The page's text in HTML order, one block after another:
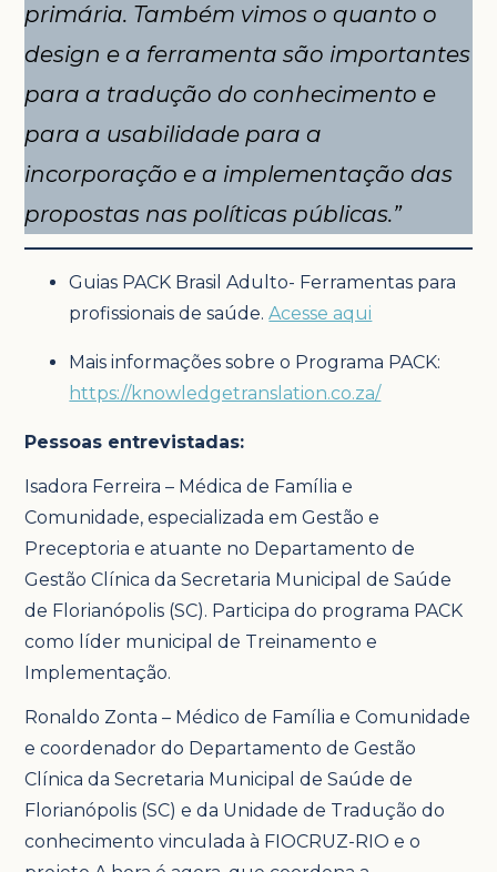
primária. Também vimos o quanto o
design e a ferramenta são importantes
para a tradução do conhecimento e
para a usabilidade para a
incorporação e a implementação das
propostas nas políticas públicas.”
Guias PACK Brasil Adulto- Ferramentas para
profissionais de saúde.Acesse aqui
Mais informações sobre o Programa PACK:
https://knowledgetranslation.co.za/
Pessoas entrevistadas:
Isadora Ferreira – Médica de Família e
Comunidade, especializada em Gestão e
Preceptoria e atuante no Departamento de
Gestão Clínica da Secretaria Municipal de Saúde
de Florianópolis (SC). Participa do programa PACK
como líder municipal de Treinamento e
Implementação.
Ronaldo Zonta – Médico de Família e Comunidade
e coordenador do Departamento de Gestão
Clínica da Secretaria Municipal de Saúde de
Florianópolis (SC) e da Unidade de Tradução do
conhecimento vinculada à FIOCRUZ-RIO e o